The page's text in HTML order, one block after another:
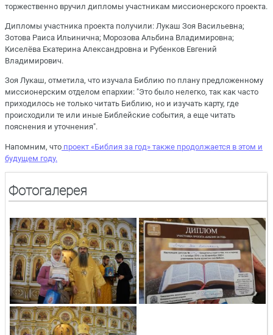
торжественно вручил дипломы участникам миссионерского проекта.
Дипломы участника проекта получили: Лукаш Зоя Васильевна;
Зотова Раиса Ильинична; Морозова Альбина Владимировна;
Киселёва Екатерина Александровна и Рубенков Евгений
Владимирович.
Зоя Лукаш, отметила, что изучала Библию по плану предложенному
миссионерским отделом епархии: "Это было нелегко, так как часто
приходилось не только читать Библию, но и изучать карту, где
происходили те или иные Библейские события, а еще читать
пояснения и уточнения".
Напомним, что проект «Библия за год» также продолжается в этом и
будущем году.
Фотогалерея